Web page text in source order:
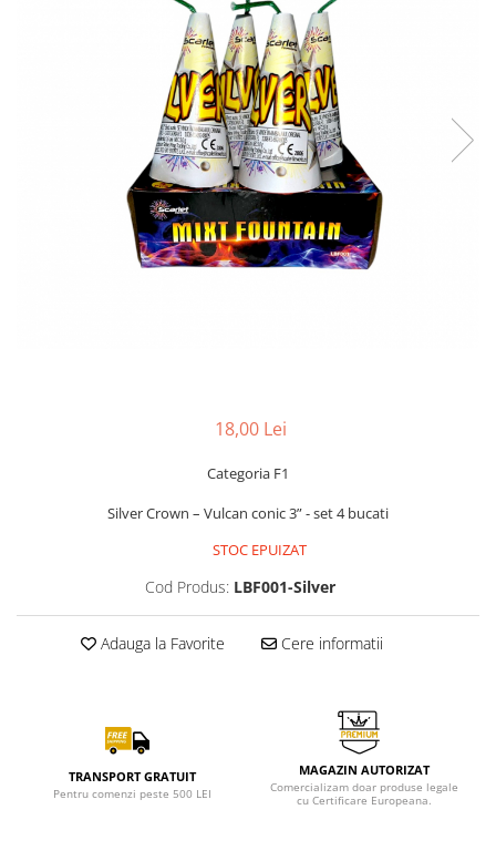
18,00 Lei
Categoria F1
Silver Crown – Vulcan conic 3” - set 4 bucati
STOC EPUIZAT
Cod Produs: LBF001-Silver
Adauga la Favorite Cere informatii
TRANSPORT GRATUIT
Pentru comenzi peste 500 LEI
MAGAZIN AUTORIZAT
Comercializam doar produse legale
cu Certificare Europeana.